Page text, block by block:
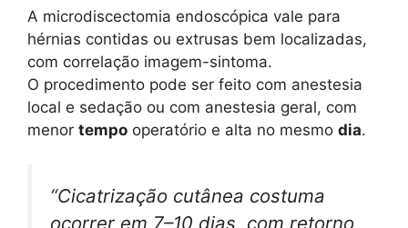
A microdiscectomia endoscópica vale para
hérnias contidas ou extrusas bem localizadas,
com correlação imagem-sintoma.
O procedimento pode ser feito com anestesia
local e sedação ou com anestesia geral, com
menor tempo operatório e alta no mesmo dia.
“Cicatrização cutânea costuma
ocorrer em 7–10 dias, com retorno